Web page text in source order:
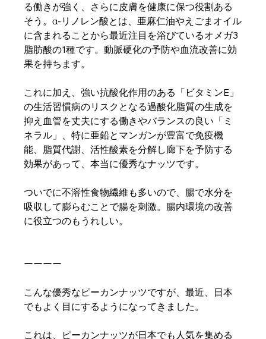
る働きが強く、さらに皮膚を健康に保つ役割ある
そう。α-リノレン酸とは、亜麻仁油やえごまオイル
に含まれることから最近注目を浴びているオメガ3
脂肪酸の1種です。動脈硬化の予防や血流改善に効
果を持ちます。
これに加え、強い抗酸化作用のある「ビタミンE」
の生活習慣病のリスクとなる過酸化脂質の生成を
抑え血管を丈夫にする働きやバランスの良い「ミ
ネラル」、特に亜鉛とマンガンが豊富で免疫機
能、脂質代謝、活性酸素を分解し廊下を予防する
効果があって、本当に優秀なナッツです。
ついでに不溶性食物繊維も多いので、腸で水分を
吸収して膨らむことで腸を刺激。腸内環境の改善
に役立つのもうれしい。
ーーーー
こんな優秀なピーカンナッツですが、最近、日本
でもよく目にするようになってきました。
これは、ピーカンナッツが日本でも人気を集める